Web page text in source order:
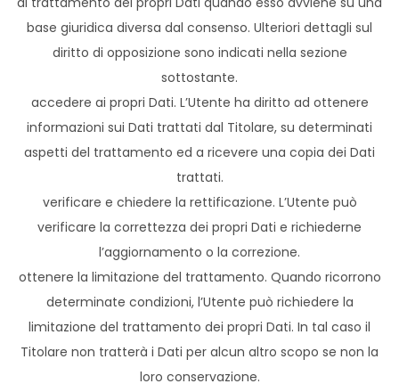
base giuridica diversa dal consenso. Ulteriori dettagli sul
diritto di opposizione sono indicati nella sezione
sottostante.
accedere ai propri Dati. L’Utente ha diritto ad ottenere
informazioni sui Dati trattati dal Titolare, su determinati
aspetti del trattamento ed a ricevere una copia dei Dati
trattati.
verificare e chiedere la rettificazione. L’Utente può
verificare la correttezza dei propri Dati e richiederne
l’aggiornamento o la correzione.
ottenere la limitazione del trattamento. Quando ricorrono
determinate condizioni, l’Utente può richiedere la
limitazione del trattamento dei propri Dati. In tal caso il
Titolare non tratterà i Dati per alcun altro scopo se non la
loro conservazione.